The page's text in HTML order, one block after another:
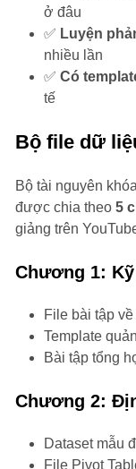
ở đâu
✅ Luyện
nhiều lần
✅ Có
tế
Bộ file dữ
Bộ tài nguyên
được chia theo 5
giảng trên
Chương 1:
File bài tập
Template
Bài tập tổng
Chương 2:
Dataset mẫu
File Pivot